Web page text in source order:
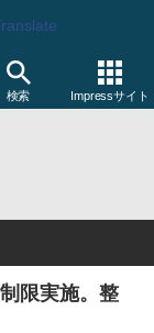
検索 Impressサイト
限実施。整